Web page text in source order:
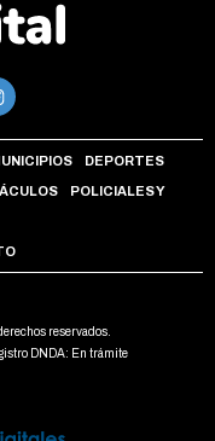
DEPORTES
POLICIALES Y
reservados.
DNDA: En trámite